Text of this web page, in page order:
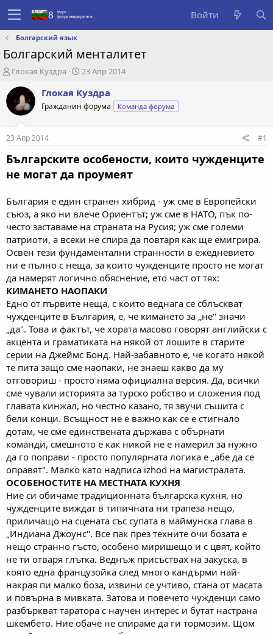
Войти
Болгарский язык
Болгарский менталитет
А
т
о
р
т
е
ы
Глокая Куздра
Д
т
а
о
а
и
23 Апр 2014
Глокая Куздра
Гражданин форума Команда форума
23 Апр 2014 #1
Българските особености, които чужденците
не могат да проумеят
България е един странен хибрид - уж сме в Европейски
съюз, а яко ни влече Ориентът; уж сме в НATO, пък по-
често заставаме на страната на Русия; уж сме големи
патриоти, а всеки не спира да повтаря как ще емигрира.
Освен тези фундаментални странности в ежедневието
ни е пълно с неща, за които чужденците просто не могат
да намерят логично обяснение, ето част от тях:
КИМАНЕТО НАОПАКИ
Едно от първите неща, с които веднага се сблъскват
чужденците в България, е, че кимането за „не" значи
„да". Това и фактът, че хората масово говорят английски с
акцента и граматиката на някой от лошите в старите
серии на Джеймс Бонд. Най-забавното е, че когато някой
те пита защо сме наопаки, не знаеш какво да му
отговориш - просто няма официална версия. Да, всички
сме чували историята за турско робство и сложения под
главата кинжал, но честно казано, тя звучи съшита с
бели конци. Всъщност не е важно как се е стигнало
дотам, че сме единствената държава с обърнати
команди, смешното е как никой не е намерил за нужно
да го поправи - просто популярната логика е „абе да се
оправят". Малко като надписа izhod на магистралата.
ОСОБЕНОСТИТЕ НА МЕСТНАТА КУХНЯ
Ние си обичаме традиционната българска кухня, но
чужденците виждат в типичната ни трапеза нещо,
приличащо на сцената със супата в маймунска глава в
„Индиана Джоунс". Все пак през техните очи бозата е
нещо странно гъсто, особено миришещо и с цвят, който
не ти отваря глътка. Веднъж присъствах на закуска, в
която една французойка след много кандърми най-
накрая пи малко боза, извини се учтиво, стана от масата
и повърна в мивката. Затова и повечето чужденци само
разбъркват таратора с научен интерес и бутат настрана
шкембето. Ние обаче не спираме да ги тормозим. Щом